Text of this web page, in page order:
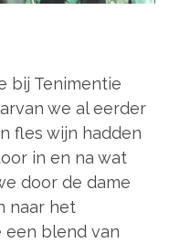
bij Tenimentie
we al eerder
fles wijn hadden
in en na wat
door de dame
naar het
een blend van